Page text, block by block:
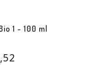
1 - 100 ml